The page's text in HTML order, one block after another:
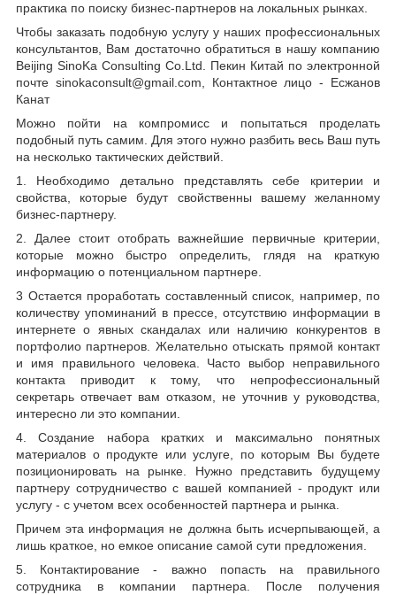
практика по поиску бизнес-партнеров на локальных рынках.
Чтобы заказать подобную услугу у наших профессиональных
консультантов, Вам достаточно обратиться в нашу компанию
Beijing SinoKa Consulting Co.Ltd. Пекин Китай по электронной
почте sinokaconsult@gmail.com, Контактное лицо - Есжанов
Канат
Можно пойти на компромисс и попытаться проделать
подобный путь самим. Для этого нужно разбить весь Ваш путь
на несколько тактических действий.
1. Необходимо детально представлять себе критерии и
свойства, которые будут свойственны вашему желанному
бизнес-партнеру.
2. Далее стоит отобрать важнейшие первичные критерии,
которые можно быстро определить, глядя на краткую
информацию о потенциальном партнере.
3 Остается проработать составленный список, например, по
количеству упоминаний в прессе, отсутствию информации в
интернете о явных скандалах или наличию конкурентов в
портфолио партнеров. Желательно отыскать прямой контакт
и имя правильного человека. Часто выбор неправильного
контакта приводит к тому, что непрофессиональный
секретарь отвечает вам отказом, не уточнив у руководства,
интересно ли это компании.
4. Создание набора кратких и максимально понятных
материалов о продукте или услуге, по которым Вы будете
позиционировать на рынке. Нужно представить будущему
партнеру сотрудничество с вашей компанией - продукт или
услугу - с учетом всех особенностей партнера и рынка.
Причем эта информация не должна быть исчерпывающей, а
лишь краткое, но емкое описание самой сути предложения.
5. Контактирование - важно попасть на правильного
сотрудника в компании партнера. После получения